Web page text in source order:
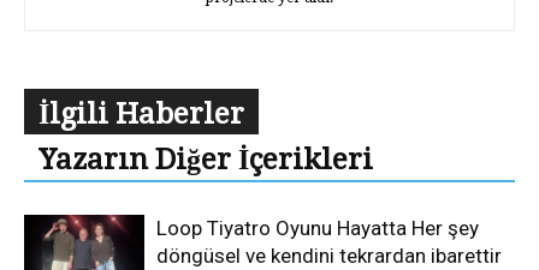
İlgili Haberler
Yazarın Diğer İçerikleri
Loop Tiyatro Oyunu Hayatta Her şey
döngüsel ve kendini tekrardan ibarettir